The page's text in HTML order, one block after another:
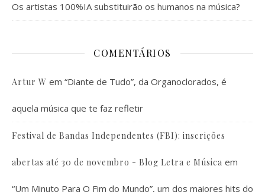
Os artistas 100%IA substituirão os humanos na música?
COMENTÁRIOS
Artur W em “Diante de Tudo”, da Organoclorados, é
aquela música que te faz refletir
Festival de Bandas Independentes (FBI): inscrições
abertas até 30 de novembro - Blog Letra e Música em
“Um Minuto Para O Fim do Mundo”, um dos maiores hits do